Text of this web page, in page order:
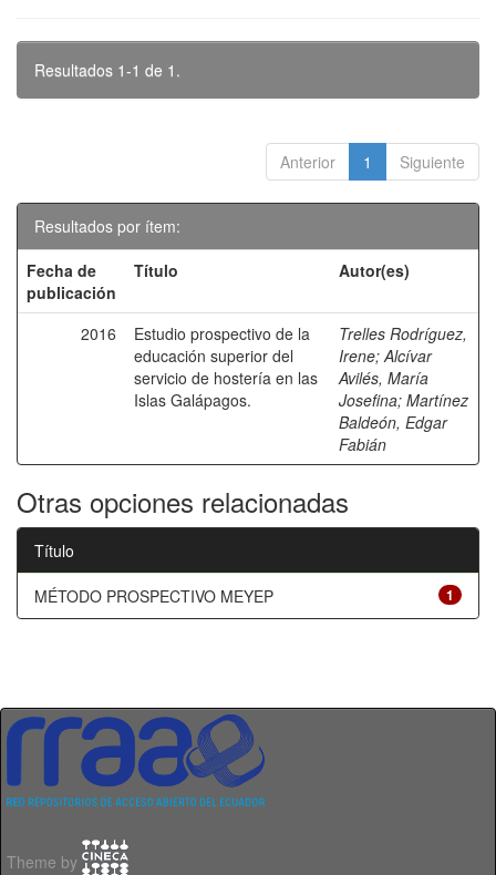
Resultados 1-1 de 1.
Anterior 1 Siguiente
Resultados por ítem:
Fecha de
publicación
Título Autor(es)
2016
Estudio prospectivo de la
educación superior del
servicio de hostería en las
Islas Galápagos.
Trelles Rodríguez,
Irene;Alcívar
Avilés, María
Josefina; Martínez
Baldeón, Edgar
Fabián
Otras opciones relacionadas
Título
1
MÉTODO PROSPECTIVO MEYEP
Theme by